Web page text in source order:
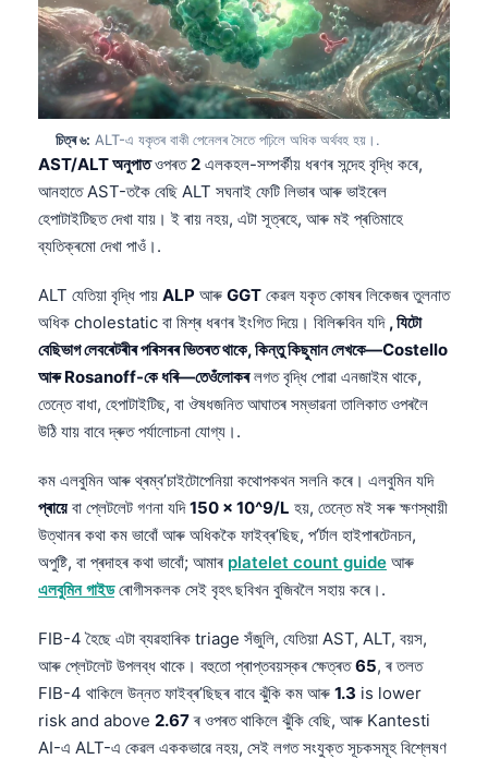
চিত্ৰ ৬: ALT-এ যকৃতৰ বাকী পেনেলৰ সৈতে পঢ়িলে অধিক অৰ্থবহ হয়।.
AST/ALT অনুপাতওপৰত 2 এলকহল-সম্পৰ্কীয় ধৰণৰ সন্দেহ বৃদ্ধি কৰে,
আনহাতে AST-তকৈ বেছি ALT সঘনাই ফেটি লিভাৰ আৰু ভাইৰেল
হেপাটাইটিছত দেখা যায়। ই ৰায় নহয়, এটা সূত্ৰহে, আৰু মই প্ৰতিমাহে
ব্যতিক্ৰমো দেখা পাওঁ।.
ALT যেতিয়া বৃদ্ধি পায় ALP আৰু GGT কেৱল যকৃত কোষৰ লিকেজৰ তুলনাত
অধিক cholestatic বা মিশ্ৰ ধৰণৰ ইংগিত দিয়ে। বিলিৰুবিন যদি , যিটো
বেছিভাগ লেবৰেটৰীৰ পৰিসৰৰ ভিতৰত থাকে, কিন্তু কিছুমান লেখকে—Costello
আৰু Rosanoff-কে ধৰি—তেওঁলোকৰলগত বৃদ্ধি পোৱা এনজাইম থাকে,
তেন্তে বাধা, হেপাটাইটিছ, বা ঔষধজনিত আঘাতৰ সম্ভাৱনা তালিকাত ওপৰলৈ
উঠি যায় বাবে দ্ৰুত পৰ্যালোচনা যোগ্য।.
কম এলবুমিন আৰু থ্ৰম্ব’চাইটোপেনিয়া কথোপকথন সলনি কৰে। এলবুমিন যদি
প্ৰায়েবা প্লেটলেট গণনা যদি150 × 10^9/L হয়, তেন্তে মই সৰু ক্ষণস্থায়ী
উত্থানৰ কথা কম ভাবোঁ আৰু অধিককৈ ফাইব্ৰ’ছিছ, প’ৰ্টাল হাইপাৰটেনচন,
অপুষ্টি, বা প্ৰদাহৰ কথা ভাবোঁ; আমাৰ platelet count guide আৰু
এলবুমিন গাইডৰোগীসকলক সেই বৃহৎ ছবিখন বুজিবলৈ সহায় কৰে।.
FIB-4 হৈছে এটা ব্যৱহাৰিক triage সঁজুলি, যেতিয়া AST, ALT, বয়স,
আৰু প্লেটলেট উপলব্ধ থাকে। বহুতো প্ৰাপ্তবয়স্কৰ ক্ষেত্ৰত65, ৰ তলত
FIB-4 থাকিলে উন্নত ফাইব্ৰ’ছিছৰ বাবে ঝুঁকি কম আৰু 1.3 is lower
risk and above 2.67ৰ ওপৰত থাকিলে ঝুঁকি বেছি, আৰু Kantesti
AI-এ ALT-এ কেৱল এককভাৱে নহয়, সেই লগত সংযুক্ত সূচকসমূহ বিশ্লেষণ